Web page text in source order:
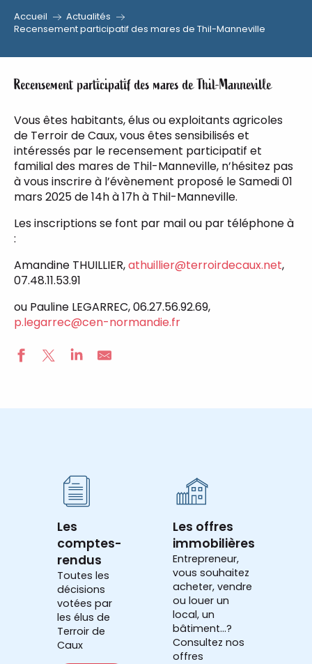
Aller
principal
Accueil
Actualités
Recensement participatif des mares de Thil-Manneville
Recensement participatif des mares de Thil-Manneville
Vous êtes habitants, élus ou exploitants agricoles
de Terroir de Caux, vous êtes sensibilisés et
intéressés par le recensement participatif et
familial des mares de Thil-Manneville, n’hésitez pas
à vous inscrire à l’évènement proposé le Samedi 01
mars 2025 de 14h à 17h à Thil-Manneville.
Les inscriptions se font par mail ou par téléphone à
:
Amandine THUILLIER,athuillier@terroirdecaux.net,
07.48.11.53.91
ou Pauline LEGARREC, 06.27.56.92.69,
p.legarrec@cen-normandie.fr
Les
comptes-
rendus
Toutes les
décisions
votées par
les élus de
Terroir de
Caux
Les offres
immobilières
Entrepreneur,
vous souhaitez
acheter, vendre
ou louer un
local, un
bâtiment...?
Consultez nos
offres